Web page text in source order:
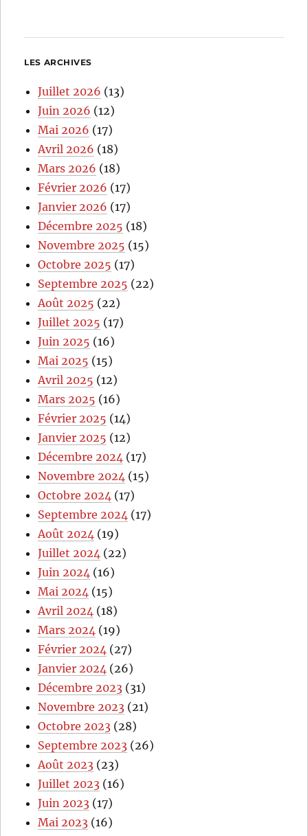
LES ARCHIVES
Juillet 2026 (13)
Juin 2026 (12)
Mai 2026 (17)
Avril 2026 (18)
Mars 2026 (18)
Février 2026 (17)
Janvier 2026 (17)
Décembre 2025 (18)
Novembre 2025 (15)
Octobre 2025 (17)
Septembre 2025 (22)
Août 2025 (22)
Juillet 2025 (17)
Juin 2025 (16)
Mai 2025 (15)
Avril 2025 (12)
Mars 2025 (16)
Février 2025 (14)
Janvier 2025 (12)
Décembre 2024 (17)
Novembre 2024 (15)
Octobre 2024 (17)
Septembre 2024 (17)
Août 2024 (19)
Juillet 2024 (22)
Juin 2024 (16)
Mai 2024 (15)
Avril 2024 (18)
Mars 2024 (19)
Février 2024 (27)
Janvier 2024 (26)
Décembre 2023 (31)
Novembre 2023 (21)
Octobre 2023 (28)
Septembre 2023 (26)
Août 2023 (23)
Juillet 2023 (16)
Juin 2023 (17)
Mai 2023 (16)